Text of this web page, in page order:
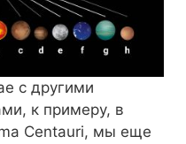
с другими
к примеру, в
Centauri, мы еще